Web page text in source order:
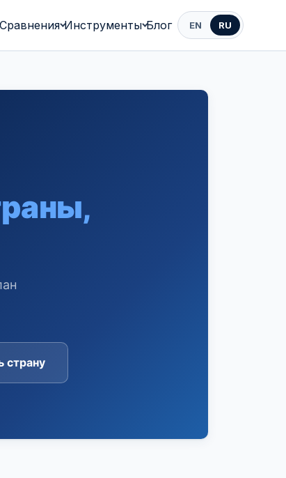
Сравнения Инструменты Блог EN RU
страну